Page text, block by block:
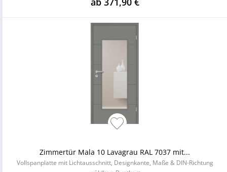
Zimmertür Mala 10 Lavagrau RAL 7037 mit...
Vollspanplatte mit Lichtausschnitt, Designkante, Maße & DIN-Richtung